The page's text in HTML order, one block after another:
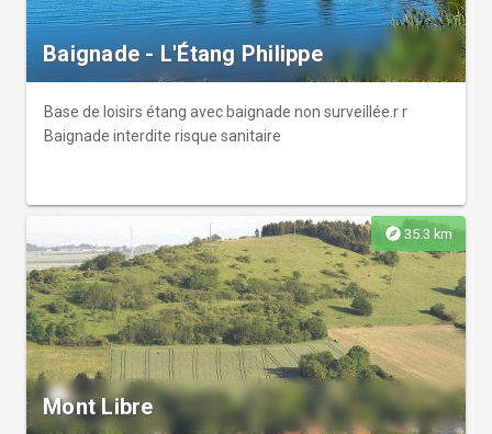
Baignade - L'Étang Philippe
Base de loisirs étang avec baignade non surveillée.r r
Baignade interdite risque sanitaire
explore 35.3 km
Mont Libre